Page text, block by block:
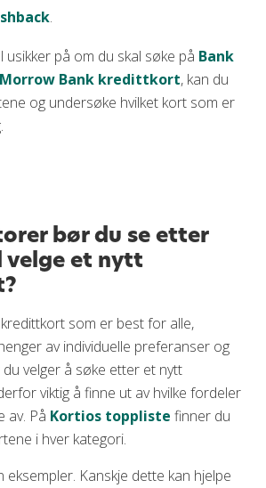
.
usikker på om du skal søke på Bank
Morrow Bank kredittkort, kan du
og undersøke hvilket kort som er
bør du se etter
velge et nytt
som er best for alle,
av individuelle preferanser og
velger å søke etter et nytt
viktig å finne ut av hvilke fordeler
av. På Kortios toppliste finner du
i hver kategori.
Kanskje dette kan hjelpe